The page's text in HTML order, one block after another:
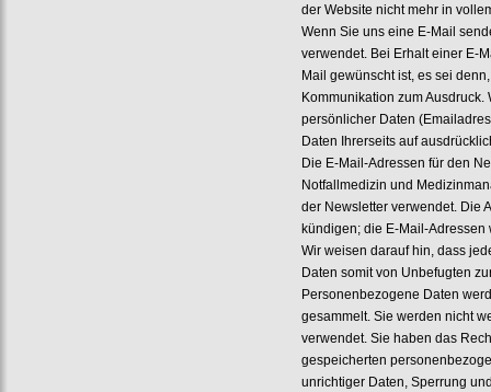
der Website nicht mehr in
Wenn Sie uns eine E-Mail
verwendet. Bei Erhalt einer E-
Mail gewünscht ist, es sei
Kommunikation zum
persönlicher Daten
Daten Ihrerseits auf
Die E-Mail-Adressen für den
Notfallmedizin und
der Newsletter verwendet. Die
kündigen; die E-Mail-
Wir weisen darauf hin, dass
Daten somit von Unbefugten
Personenbezogene Daten
gesammelt. Sie werden nicht
verwendet. Sie haben das
gespeicherten
unrichtiger Daten, Sperrung